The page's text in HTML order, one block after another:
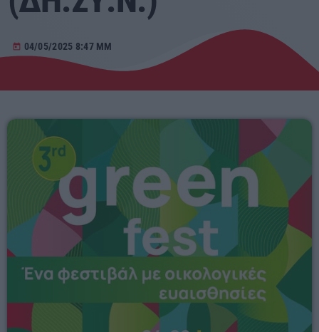
Προσεχείς
ΕΡΚΟ
07:00 - 08:00
ΕΡΚΟ
Mixed by Giorgos
today 04/05/2025 8:47 ΜΜ